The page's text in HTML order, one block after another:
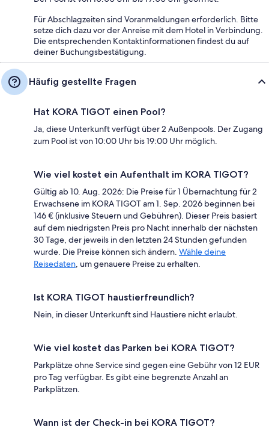
Für Abschlagzeiten sind Voranmeldungen erforderlich. Bitte
setze dich dazu vor der Anreise mit dem Hotel in Verbindung.
Die entsprechenden Kontaktinformationen findest du auf
deiner Buchungsbestätigung.
Häufig gestellte Fragen
Hat KORA TIGOT einen Pool?
Ja, diese Unterkunft verfügt über 2 Außenpools. Der Zugang
zum Pool ist von 10:00 Uhr bis 19:00 Uhr möglich.
Wie viel kostet ein Aufenthalt im KORA TIGOT?
Gültig ab 10. Aug. 2026: Die Preise für 1 Übernachtung für 2
Erwachsene im KORA TIGOT am 1. Sep. 2026 beginnen bei
146 € (inklusive Steuern und Gebühren). Dieser Preis basiert
auf dem niedrigsten Preis pro Nacht innerhalb der nächsten
30 Tage, der jeweils in den letzten 24 Stunden gefunden
wurde. Die Preise können sich ändern. Wähle deine
Reisedaten, um genauere Preise zu erhalten.
Ist KORA TIGOT haustierfreundlich?
Nein, in dieser Unterkunft sind Haustiere nicht erlaubt.
Wie viel kostet das Parken bei KORA TIGOT?
Parkplätze ohne Service sind gegen eine Gebühr von 12 EUR
pro Tag verfügbar. Es gibt eine begrenzte Anzahl an
Parkplätzen.
Wann ist der Check-in bei KORA TIGOT?